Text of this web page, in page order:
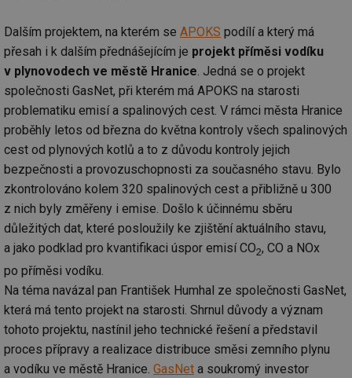
Dalším projektem, na kterém se APOKS podílí a který má
přesah i k dalším přednášejícím je projekt příměsi vodíku
v plynovodech ve městě Hranice. Jedná se o projekt
společnosti GasNet, při kterém má APOKS na starosti
problematiku emisí a spalinových cest. V rámci města Hranice
proběhly letos od března do května kontroly všech spalinových
cest od plynových kotlů a to z důvodu kontroly jejich
bezpečnosti a provozuschopnosti za současného stavu. Bylo
zkontrolováno kolem 320 spalinových cest a přibližně u 300
z nich byly změřeny i emise. Došlo k účinnému sběru
důležitých dat, které posloužily ke zjištění aktuálního stavu,
a jako podklad pro kvantifikaci úspor emisí CO2, CO a NOx
po příměsi vodíku.
Na téma navázal pan František Humhal ze společnosti GasNet,
která má tento projekt na starosti. Shrnul důvody a význam
tohoto projektu, nastínil jeho technické řešení a představil
proces přípravy a realizace distribuce směsi zemního plynu
a vodíku ve městě Hranice. GasNet a soukromý investor